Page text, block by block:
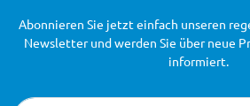
Abonnieren Sie jetzt einfach unseren
Newsletter und werden Sie über neue
informiert.